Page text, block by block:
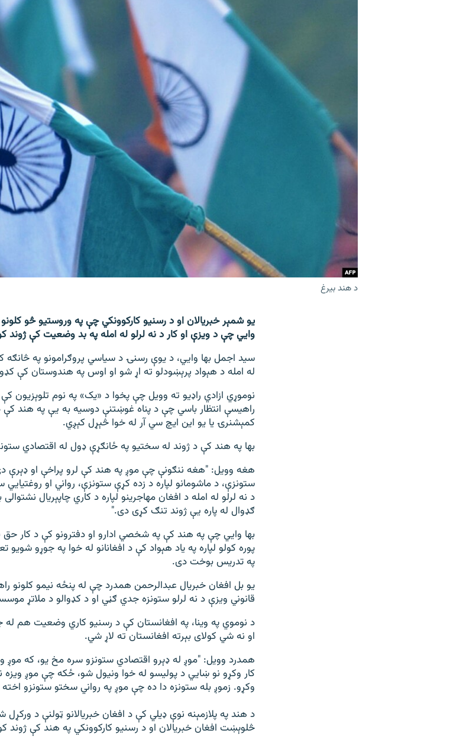
د هند بیرغ
یو شمېر خبریالان او د رسنیو کارکوونکي چې په وروستیو څو
وايي چې د ویزې او کار د نه لرلو له امله په بد وضعیت کې ژوند
سيد اجمل بها وايي، د یوې رسنۍ د سياسي پروګرامونو په څانګه
له امله د هېواد پرېښودلو ته اړ شو او اوس په هندوستان کې
نوموړي ازادي راډيو ته وویل چې پخوا د «یک» په نوم تلوېزیون
راهیسې انتظار باسي چې د پناه غوښتنې دوسیه به یې په هند کې
کمېشنرۍ یا یو این ایچ سي آر له خوا څېړل کېږي.
بها په هند کې د ژوند له سختیو په ځانګړې ډول له اقتصادي
هغه وویل: "هغه ننګونې چې موږ په هند کې لرو پراخې او ډېرې
ستونزې، د ماشومانو لپاره د زده کړې ستونزې، رواني او
د نه لرلو له امله د افغان مهاجرینو لپاره د کاري چاپېریال
ګډوال له پاره یې ژوند تنګ کړی دی."
بها وايي چې په هند کې په شخصي ادارو او دفترونو کې د کار حق
پوره کولو لپاره په یاد هېواد کې د افغانانو له خوا په جوړو شویو
په تدریس بوخت دی.
یو بل افغان خبریال عبدالرحمن همدرد چې له پنځه نیمو
قانوني ویزې د نه لرلو ستونزه جدي ګڼي او د کډوالو د ملاتړ
د نوموي په وينا، په افغانستان کې د رسنيو کاري وضعيت هم
او نه شي کولاى بېرته افغانستان ته لاړ شي.
همدرد وویل: "موږ له ډېرو اقتصادي ستونزو سره مخ يو، که موږ
کار وکړو نو ښایي د پوليسو له خوا ونیول شو، ځکه چې موږ ويزه
وکړو. زموږ بله ستونزه دا ده چې موږ په رواني سختو ستونزو
د هند په پلازمېنه نوې ډیلي کې د افغان خبريالانو ټولنې د
څلوېښت افغان خبريالان او د رسنيو کارکوونکي په هند کې ژوند